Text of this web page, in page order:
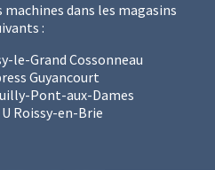
dans les magasins
:
le-Grand Cossonneau
Guyancourt
Pont-aux-Dames
Roissy-en-Brie